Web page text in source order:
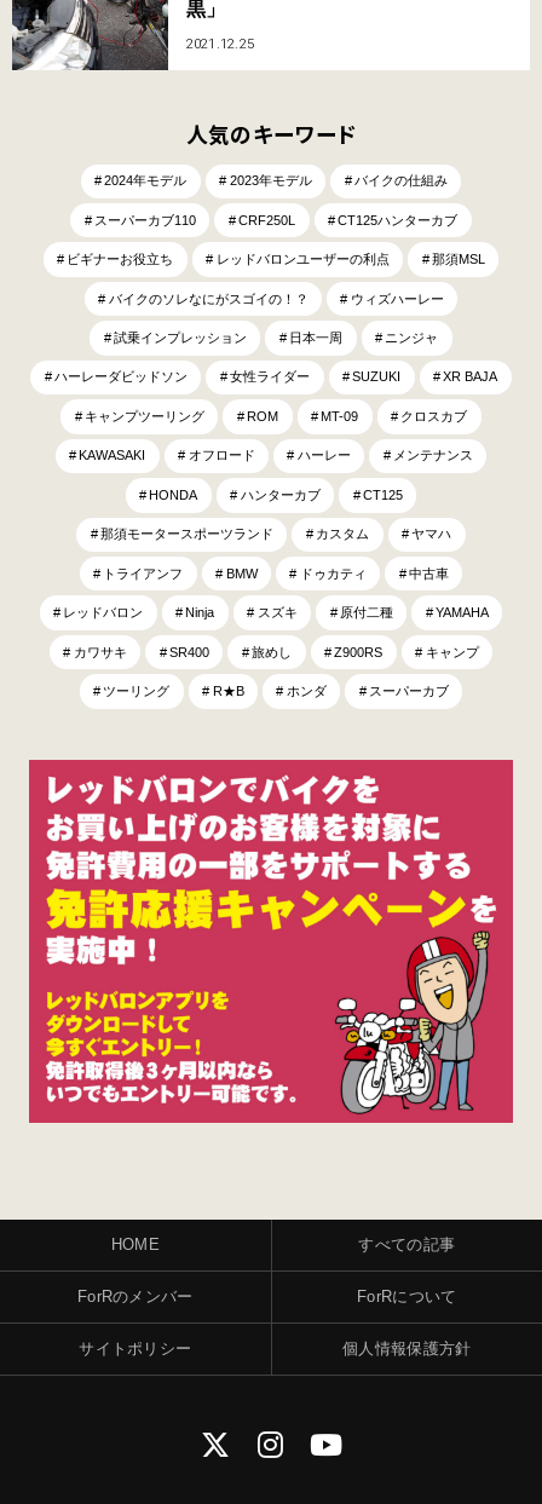
黒」
2021.12.25
人気のキーワード
2024年モデル 2023年モデル バイクの仕組み
スーパーカブ110 CRF250L CT125ハンターカブ
ビギナーお役立ち レッドバロンユーザーの利点 那須MSL
バイクのソレなにがスゴイの！？ ウィズハーレー
試乗インプレッション 日本一周 ニンジャ
ハーレーダビッドソン 女性ライダー SUZUKI XR BAJA
キャンプツーリング ROM MT-09 クロスカブ
KAWASAKI オフロード ハーレー メンテナンス
HONDA ハンターカブ CT125
那須モータースポーツランド カスタム ヤマハ
トライアンフ BMW ドゥカティ 中古車
レッドバロン Ninja スズキ 原付二種 YAMAHA
カワサキ SR400 旅めし Z900RS キャンプ
ツーリング R★B ホンダ スーパーカブ
HOME すべての記事
ForRのメンバー ForRについて
サイトポリシー 個人情報保護方針